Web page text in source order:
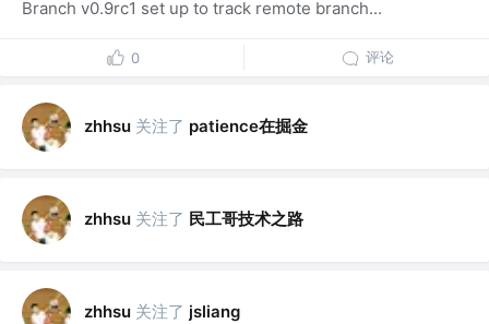
Branch v0.9rc1 set up to track remote branch...
0 评论
zhhsu 关注了 patience在掘金
zhhsu 关注了 民工哥技术之路
zhhsu 关注了 jsliang